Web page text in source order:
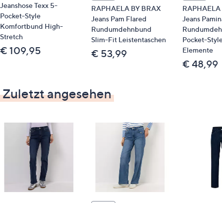
Jeanshose Texx 5-
Pocket-Style
Komfortbund High-
Stretch
€ 109,95
RAPHAELA BY BRAX
Jeans Pam Flared
Rundumdehnbund
Slim-Fit Leistentaschen
€ 53,99
RAPHAELA
Jeans
Pocket-
Elemente
€ 48,99
Zuletzt angesehen